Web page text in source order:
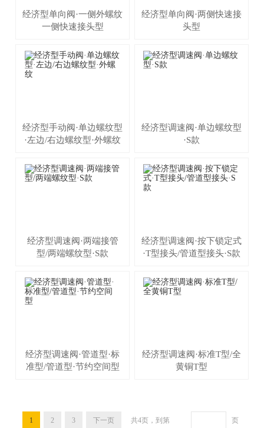
经济型单向阀·一侧外螺纹
一侧快速接头型
经济型单向阀·两侧快速接
头型
经济型手动阀·单边螺纹型
·左边/右边螺纹型·外螺纹
经济型调速阀·单边螺纹型
·S款
经济型调速阀·两端接管
型/两端螺纹型·S款
经济型调速阀·按下锁定式
·T型接头/管道型接头·S款
经济型调速阀·管道型·标
准型/管道型·节约空间型
经济型调速阀·标准T型/全
黄铜T型
1 2 3 下一页 共4页，到第 页